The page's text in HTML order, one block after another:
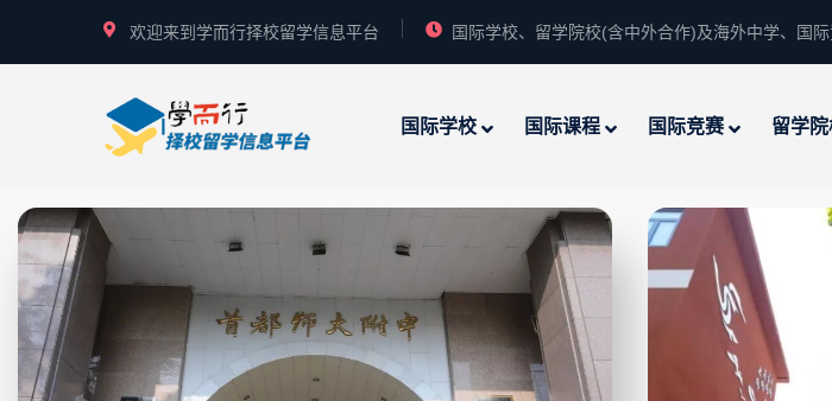
欢迎来到学而行择校留学信息平台 国际学校、留学院校(含中外合作)及海外中学、国
国际学校 国际课程 国际竞赛 留学